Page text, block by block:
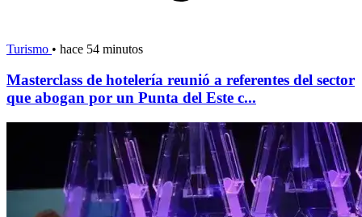
Turismo • hace 54 minutos
Masterclass de hotelería reunió a referentes del sector
que abogan por un Punta del Este c...